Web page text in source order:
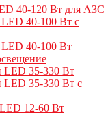
40-120 Вт для АЗС
40-100 Вт с
40-100 Вт
35-330 Вт
35-330 Вт с
12-60 Вт